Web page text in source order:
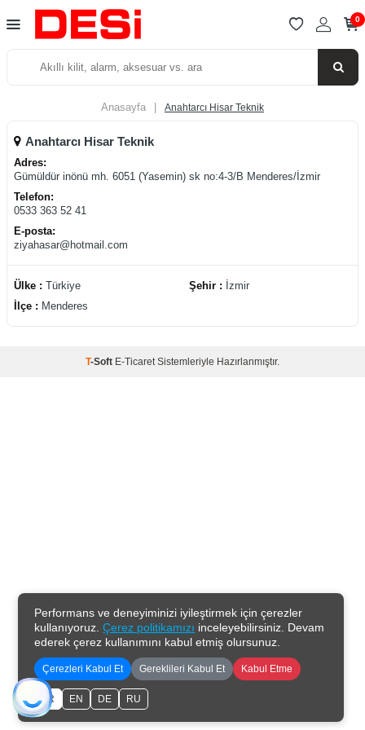
Performans ve deneyiminizi iyileştirmek için çerezler
kullanıyoruz.Çerez politikamızı inceleyebilirsiniz. Devam
ederek çerez kullanımını kabul etmiş olursunuz.
Çerezleri Kabul Et Gereklileri Kabul Et Kabul Etme
TR EN DE RU
0
Anasayfa Anahtarcı Hisar Teknik
Anahtarcı Hisar Teknik
Adres:
Gümüldür inönü mh. 6051 (Yasemin) sk no:4-3/B Menderes/İzmir
Telefon:
0533 363 52 41
E-posta:
ziyahasar@hotmail.com
Ülke : Türkiye Şehir : İzmir
İlçe : Menderes
T-Soft E-TicaretSistemleriyle Hazırlanmıştır.